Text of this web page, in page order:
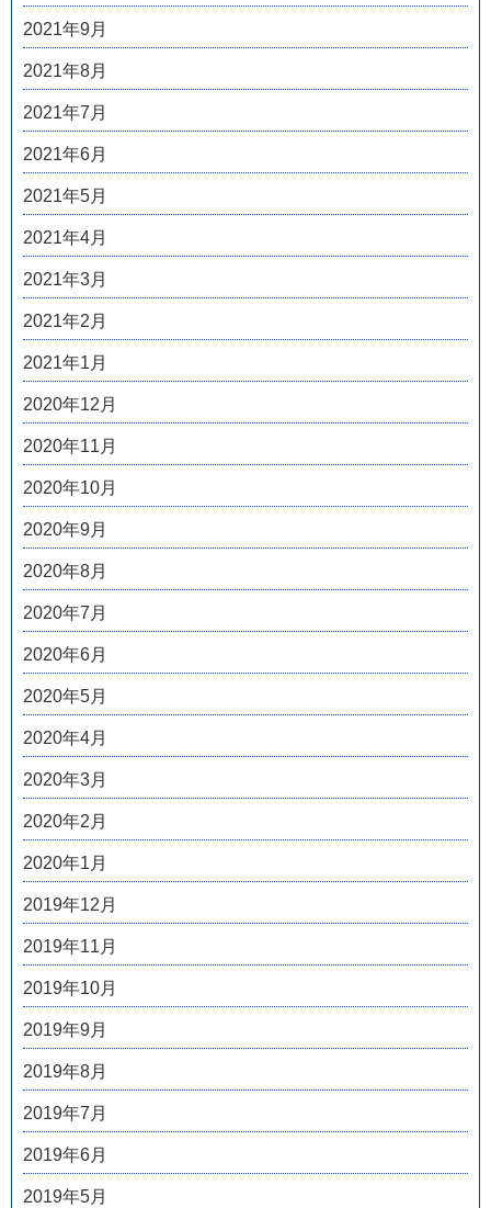
2021年9月
2021年8月
2021年7月
2021年6月
2021年5月
2021年4月
2021年3月
2021年2月
2021年1月
2020年12月
2020年11月
2020年10月
2020年9月
2020年8月
2020年7月
2020年6月
2020年5月
2020年4月
2020年3月
2020年2月
2020年1月
2019年12月
2019年11月
2019年10月
2019年9月
2019年8月
2019年7月
2019年6月
2019年5月